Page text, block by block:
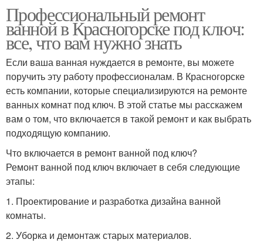
Профессиональный ремонт
ванной в Красногорске под ключ:
все, что вам нужно знать
Если ваша ванная нуждается в ремонте, вы можете
поручить эту работу профессионалам. В Красногорске
есть компании, которые специализируются на ремонте
ванных комнат под ключ. В этой статье мы расскажем
вам о том, что включается в такой ремонт и как выбрать
подходящую компанию.
Что включается в ремонт ванной под ключ?
Ремонт ванной под ключ включает в себя следующие
этапы:
1. Проектирование и разработка дизайна ванной
комнаты.
2. Уборка и демонтаж старых материалов.